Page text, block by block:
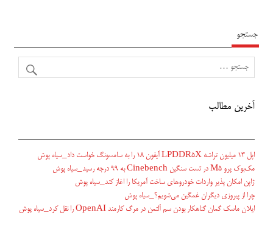
جستجو
آخرین مطالب
اپل ۱۳ میلیون تراشه LPDDR5X آیفون ۱۸ را به سامسونگ خواست داد_سیاه پوش
مک‌بوک پرو M5 در تست سنگین Cinebench به ۹۹ درجه رسید_سیاه پوش
ژاپن امکان پذیر واردات خودروهای ساخت آمریکا را اغاز کند_سیاه پوش
چرا از پیروزی دیگران غمگین می‌شویم؟_سیاه پوش
ایلان ماسک گمان گناهکار بودن سم آلتمن در مرگ کارمند OpenAI را نقل کرد_سیاه پوش